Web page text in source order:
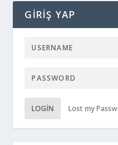
GIRIŞ YAP
LOGIN Lost my